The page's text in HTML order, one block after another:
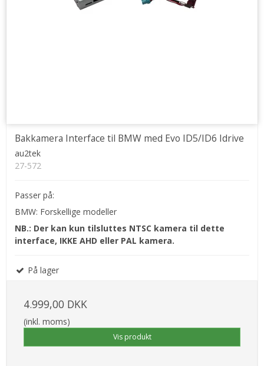
Bakkamera Interface til BMW med Evo ID5/ID6 Idrive
au2tek
27-572
Passer på:
BMW: Forskellige modeller
NB.: Der kan kun tilsluttes NTSC kamera til dette
interface, IKKE AHD eller PAL kamera.
På lager
4.999,00 DKK
(inkl. moms)
Vis produkt